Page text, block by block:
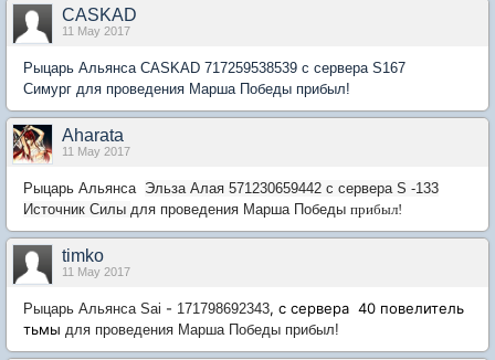
CASKAD
11 May 2017
Рыцарь Альянса CASKAD 717259538539 с сервера S167
Симург для проведения Марша Победы прибыл!
Aharata
11 May 2017
Рыцарь Альянса Эльза Алая 571230659442 с сервера S -133
Источник Силы для проведения Марша Победы прибыл!
timko
11 May 2017
Рыцарь Альянса Sai - 171798692343, с сервера 40 повелитель
тьмы для проведения Марша Победы прибыл!